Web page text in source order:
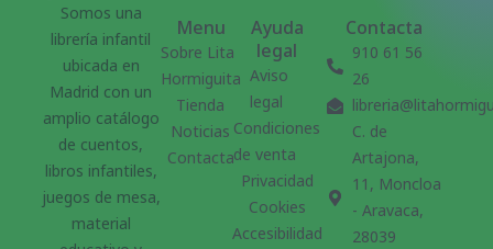
Somos una
librería infantil
ubicada en
Madrid con un
amplio catálogo
de cuentos,
libros infantiles,
juegos de mesa,
material
Menu
Sobre Lita
Hormiguita
Tienda
Noticias
Contacta
Ayuda
legal
Aviso
legal
Condiciones
de venta
Privacidad
Cookies
Accesibilidad
Contacta
910 61 56
26
C. de
Artajona,
11, Moncloa
- Aravaca,
28039